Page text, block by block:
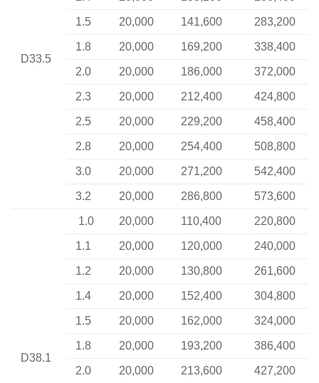
D33.5
1.5 20,000 141,600 283,200
1.8 20,000 169,200 338,400
2.0 20,000 186,000 372,000
2.3 20,000 212,400 424,800
2.5 20,000 229,200 458,400
2.8 20,000 254,400 508,800
3.0 20,000 271,200 542,400
3.2 20,000 286,800 573,600
D38.1
1.0 20,000 110,400 220,800
1.1 20,000 120,000 240,000
1.2 20,000 130,800 261,600
1.4 20,000 152,400 304,800
1.5 20,000 162,000 324,000
1.8 20,000 193,200 386,400
2.0 20,000 213,600 427,200